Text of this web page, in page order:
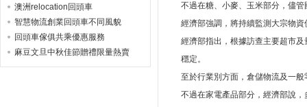
澳洲relocation回頭車
智慧物流創業回頭車不同風貌
回頭車傢俱共乘優惠服務
麻豆文旦中秋佳節贈禮限量熱賣
不過在糖、小麥、玉米部分，儘
經濟部強調，將持續監測大宗物
經濟部指出，根據訪查主要超市
穩定。
至於行業別方面，倉儲物流及一
不過在家電產品部分，經濟部說